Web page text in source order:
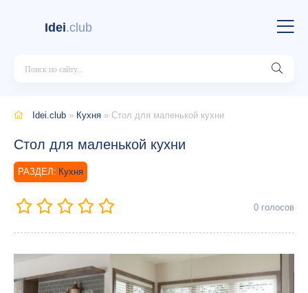
Idei.club
Idei.club » Кухня » Стол для маленькой кухни
Стол для маленькой кухни
Кухня
0 голосов